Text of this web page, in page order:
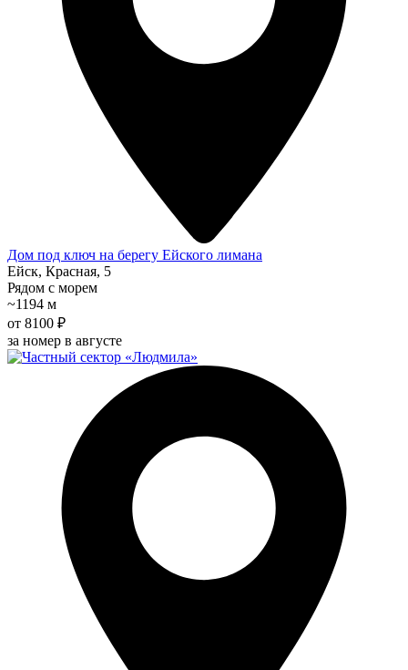
Дом под ключ на берегу Ейского лимана
Ейск, Красная, 5
Рядом с морем
~1194 м
от 8100 ₽
за номер в августе